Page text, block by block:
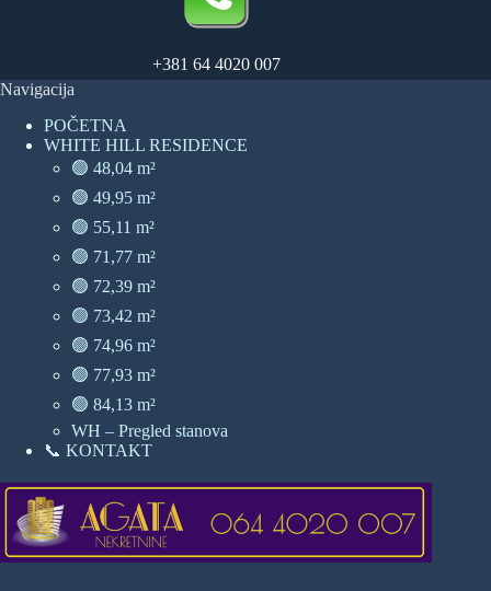
+381 64 4020 007
Navigacija
POČETNA
WHITE HILL RESIDENCE
🟢 48,04 m²
🟢 49,95 m²
🟢 55,11 m²
🟢 71,77 m²
🟢 72,39 m²
🟢 73,42 m²
🟢 74,96 m²
🟢 77,93 m²
🟢 84,13 m²
WH – Pregled stanova
📞 KONTAKT